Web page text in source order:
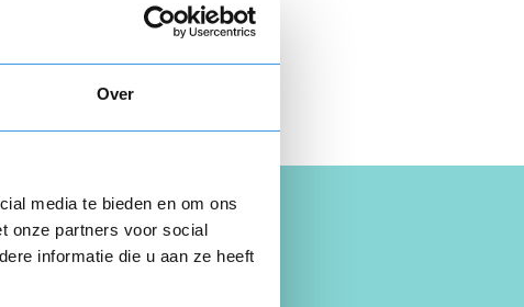
Over
media te bieden en om ons
onze partners voor social
informatie die u aan ze heeft